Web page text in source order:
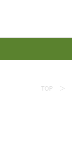
TOP